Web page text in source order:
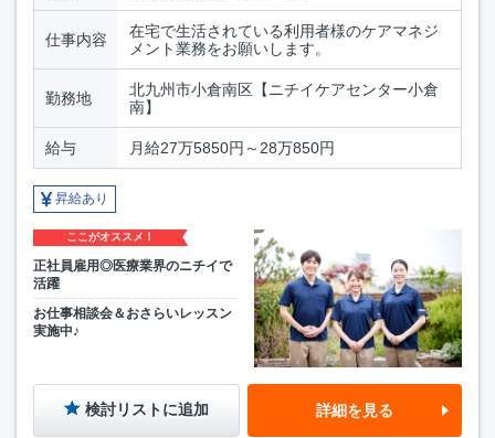
仕事内容
在宅で生活されている利用者様のケアマネジ
メント業務をお願いします。
勤務地
北九州市小倉南区【ニチイケアセンター小倉
南】
給与 月給27万5850円～28万850円
昇給あり
ここがオススメ！
正社員雇用◎医療業界のニチイで
活躍
お仕事相談会＆おさらいレッスン
実施中♪
検討リストに追加 詳細を見る